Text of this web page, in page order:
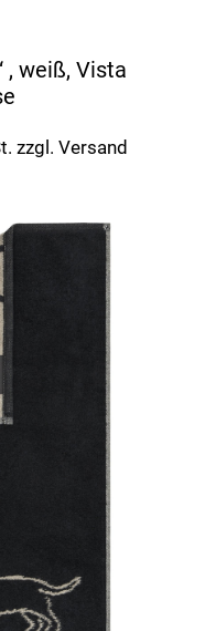
, weiß, Vista
zzgl. Versand